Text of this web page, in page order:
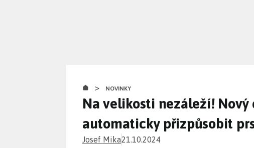
> NOVINKY
Na velikosti nezáleží!
automaticky přizpůsobit
Josef Mika21.10.2024